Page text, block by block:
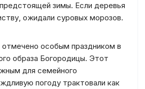
зимы. Если деревья
ожидали суровых морозов.
особым праздником в
образа Богородицы. Этот
для семейного
погоду трактовали как